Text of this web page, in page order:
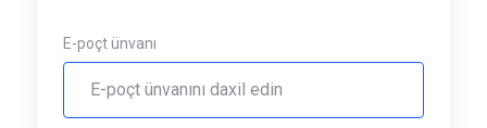
E-poçt ünvanı